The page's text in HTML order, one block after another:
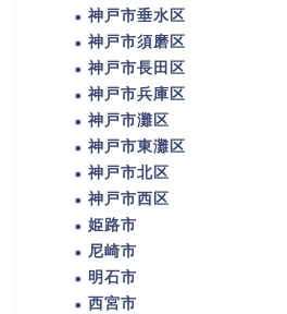
神戸市垂水区
神戸市須磨区
神戸市長田区
神戸市兵庫区
神戸市灘区
神戸市東灘区
神戸市北区
神戸市西区
姫路市
尼崎市
明石市
西宮市